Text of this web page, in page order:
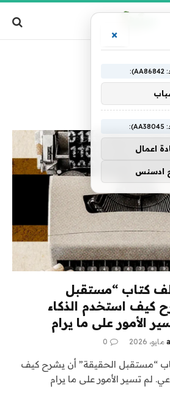
كتاب “مستقبل
كيف استخدم الذكاء
الأمور على ما يرام
0
“مستقبل الحقيقة” أن يشرح كيف
لم تسير الأمور على ما يرام
×
اعمال
ادسنس